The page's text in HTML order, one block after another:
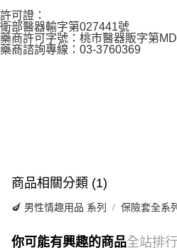
許可證：
衛部醫器輸字第027441號
藥商許可字號：桃市醫器販字第
藥商諮詢專線：03-3760369
商品相關分類 (1)
🍆 男性情趣用品 系列 保險套全系列
你可能有興趣的商品全站排行